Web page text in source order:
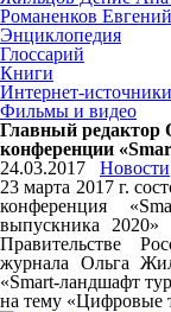
Романенков
Энциклопедия
Глоссарий
Книги
Интернет-источники
Фильмы и видео
Главный редактор
конференции
24.03.2017
Новости
23 марта 2017 г.
конференция
выпускника 2020»
Правительстве
журнала Ольга
«Smart-ландшафт
на тему «Цифровые